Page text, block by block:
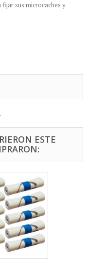
sus microcaches y
ESTE